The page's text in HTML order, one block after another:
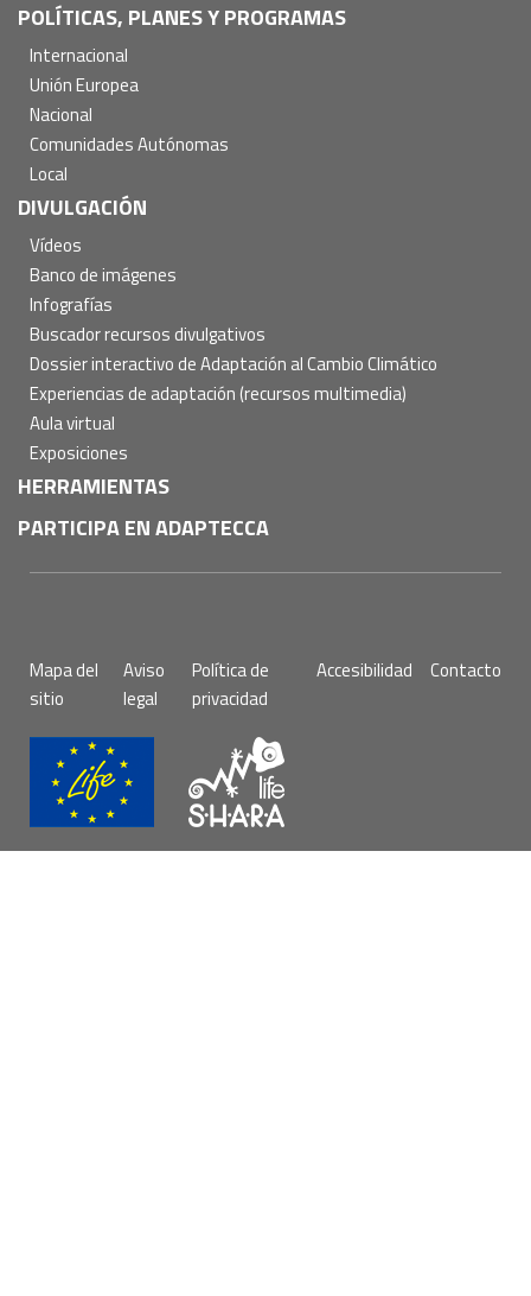
POLÍTICAS, PLANES Y PROGRAMAS
Internacional
Unión Europea
Nacional
Comunidades Autónomas
Local
DIVULGACIÓN
Vídeos
Banco de imágenes
Infografías
Buscador recursos divulgativos
Dossier interactivo de Adaptación al Cambio Climático
Experiencias de adaptación (recursos multimedia)
Aula virtual
Exposiciones
HERRAMIENTAS
PARTICIPA EN ADAPTECCA
de
página
Mapa del
sitio
Aviso
legal
Política de
privacidad
Accesibilidad Contacto